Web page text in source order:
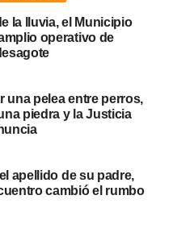
la lluvia, el Municipio
operativo de
una pelea entre perros,
piedra y la Justicia
apellido de su padre,
cambió el rumbo